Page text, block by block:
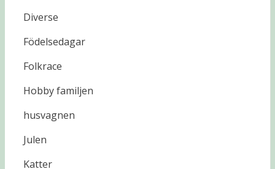
Diverse
Födelsedagar
Folkrace
Hobby familjen
husvagnen
Julen
Katter